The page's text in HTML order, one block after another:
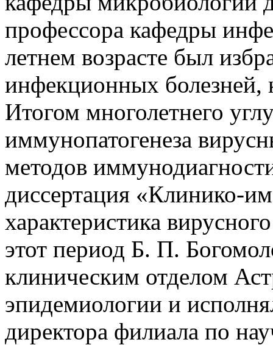
профессора кафедры
летнем возрасте был
инфекционных болезней,
Итогом многолетнего
иммунопатогенеза
методов
диссертация «Клинико-
характеристика
этот период Б. П.
клиническим отделом
эпидемиологии и
директора филиала по